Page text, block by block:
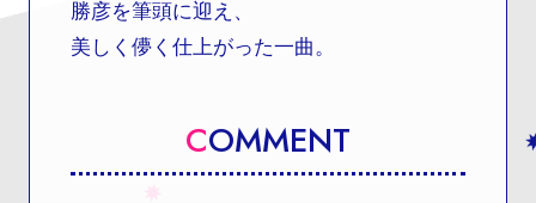
勝彦を筆頭に迎え、
美しく儚く仕上がった一曲。
COMMENT